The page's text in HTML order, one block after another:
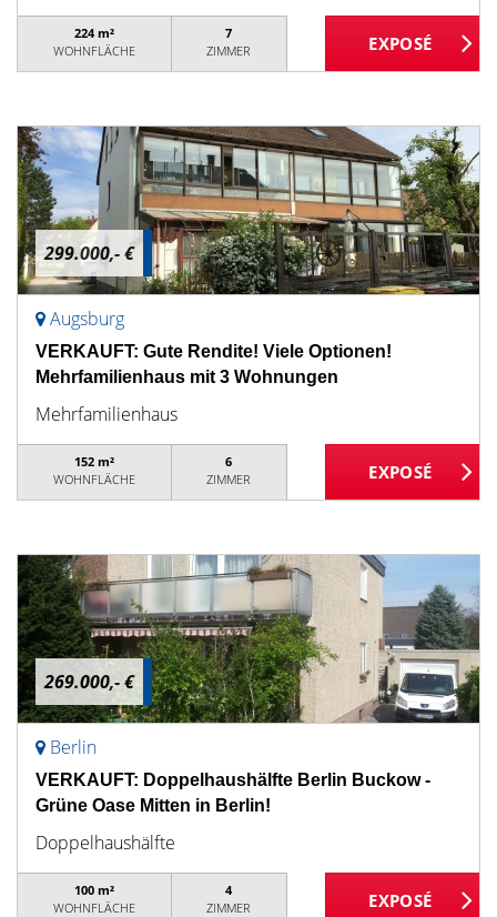
224 m²
WOHNFLÄCHE
7
ZIMMER
299.000,- €
Augsburg
VERKAUFT: Gute Rendite! Viele Optionen!
Mehrfamilienhaus mit 3 Wohnungen
Mehrfamilienhaus
152 m²
WOHNFLÄCHE
6
ZIMMER
269.000,- €
Berlin
VERKAUFT: Doppelhaushälfte Berlin Buckow -
Grüne Oase Mitten in Berlin!
Doppelhaushälfte
100 m²
WOHNFLÄCHE
4
ZIMMER